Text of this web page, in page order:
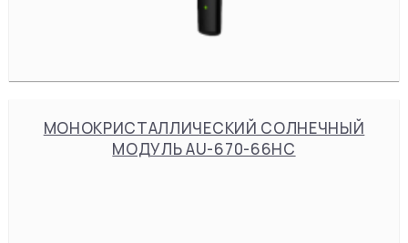
МОНОКРИСТАЛЛИЧЕСКИЙ СОЛНЕЧНЫЙ
МОДУЛЬ AU-670-66HC